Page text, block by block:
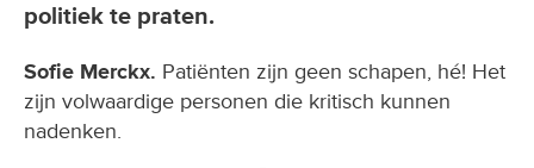
politiek te praten.
Sofie Merckx. Patiënten zijn geen schapen, hé! Het
zijn volwaardige personen die kritisch kunnen
nadenken.